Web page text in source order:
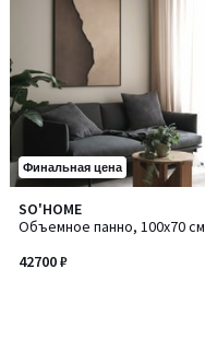
Финальная цена
SO'HOME
Объемное панно, 100х70 см
42700 ₽